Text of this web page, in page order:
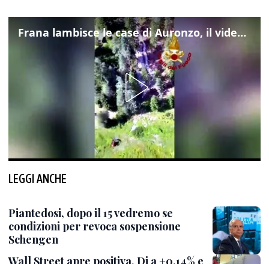
Frana lambisce le case di Auronzo, il video dall'elicottero dei vigili del fuoco
LEGGI ANCHE
Piantedosi, dopo il 15 vedremo se
condizioni per revoca sospensione
Schengen
Wall Street apre positiva, Dj a +0,14% e